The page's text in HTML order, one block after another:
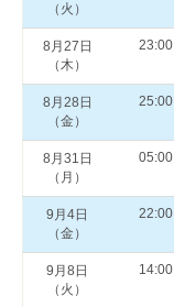
（火）
8月27日
（木）
23:00
8月28日
（金）
25:00
8月31日
（月）
05:00
9月4日
（金）
22:00
9月8日
（火）
14:00